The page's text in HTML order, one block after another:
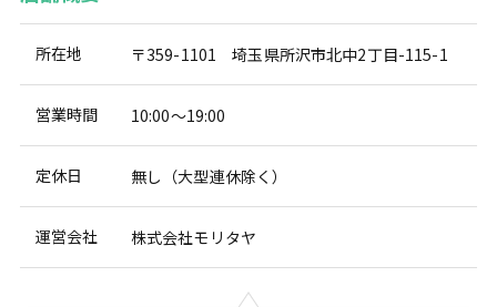
所在地 〒359-1101 埼玉県所沢市北中2丁目-115-1
営業時間 10:00～19:00
定休日 無し（大型連休除く）
運営会社 株式会社モリタヤ